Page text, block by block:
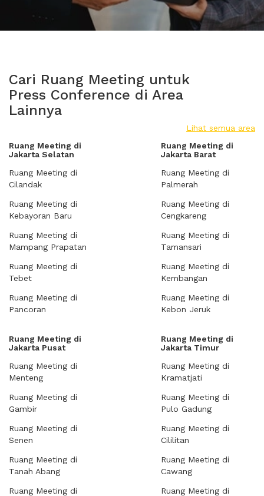
Cari Ruang Meeting untuk
Press Conference di Area
Lainnya
Lihat semua area
Ruang Meeting di
Jakarta Selatan
Ruang Meeting di
Cilandak
Ruang Meeting di
Kebayoran Baru
Ruang Meeting di
Mampang Prapatan
Ruang Meeting di
Tebet
Ruang Meeting di
Pancoran
Ruang Meeting di
Jakarta Barat
Ruang Meeting di
Palmerah
Ruang Meeting di
Cengkareng
Ruang Meeting di
Tamansari
Ruang Meeting di
Kembangan
Ruang Meeting di
Kebon Jeruk
Ruang Meeting di
Jakarta Pusat
Ruang Meeting di
Menteng
Ruang Meeting di
Gambir
Ruang Meeting di
Senen
Ruang Meeting di
Tanah Abang
Ruang Meeting di
Ruang Meeting di
Jakarta Timur
Ruang Meeting di
Kramatjati
Ruang Meeting di
Pulo Gadung
Ruang Meeting di
Cililitan
Ruang Meeting di
Cawang
Ruang Meeting di